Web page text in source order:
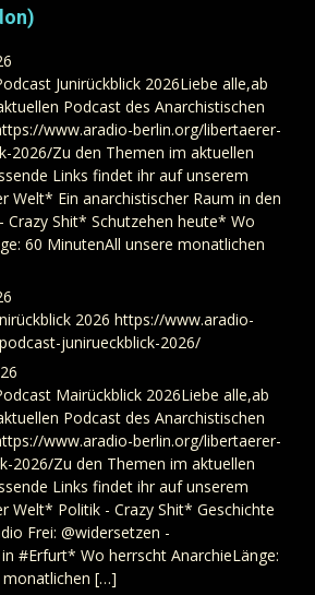
Junirückblick 2026Liebe alle,ab
Podcast des Anarchistischen
www.aradio-berlin.org/libertaerer-
2026/Zu den Themen im aktuellen
Links findet ihr auf unserem
Welt* Ein anarchistischer Raum in den
Crazy Shit* Schutzehen heute* Wo
60 MinutenAll unsere monatlichen
2026 https://www.aradio-
junirueckblick-2026/
Mairückblick 2026Liebe alle,ab
Podcast des Anarchistischen
www.aradio-berlin.org/libertaerer-
2026/Zu den Themen im aktuellen
Links findet ihr auf unserem
Welt* Politik - Crazy Shit* Geschichte
Frei: @widersetzen -
#Erfurt* Wo herrscht AnarchieLänge:
monatlichen […]